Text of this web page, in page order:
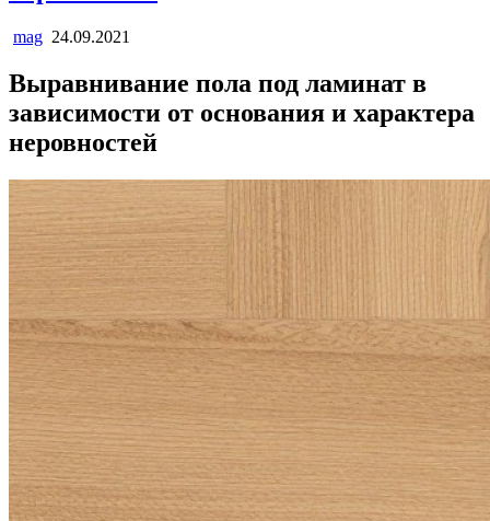
mag 24.09.2021
Выравнивание пола под ламинат в
зависимости от основания и характера
неровностей